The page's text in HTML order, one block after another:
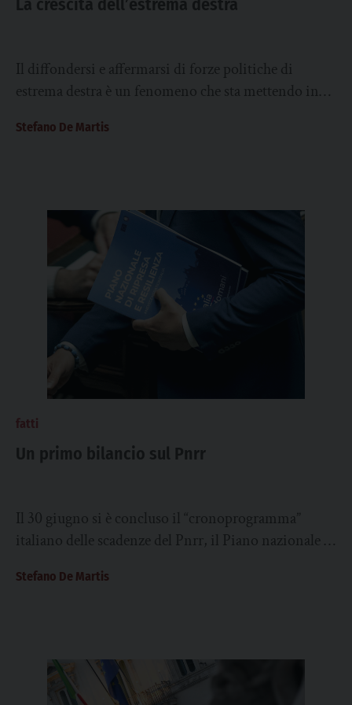
La crescita dell’estrema destra
Il diffondersi e affermarsi di forze politiche di
estrema destra è un fenomeno che sta mettendo in
Stefano De Martis
fatti
Un primo bilancio sul Pnrr
Il 30 giugno si è concluso il “cronoprogramma”
italiano delle scadenze del Pnrr, il Piano nazionale di
Stefano De Martis